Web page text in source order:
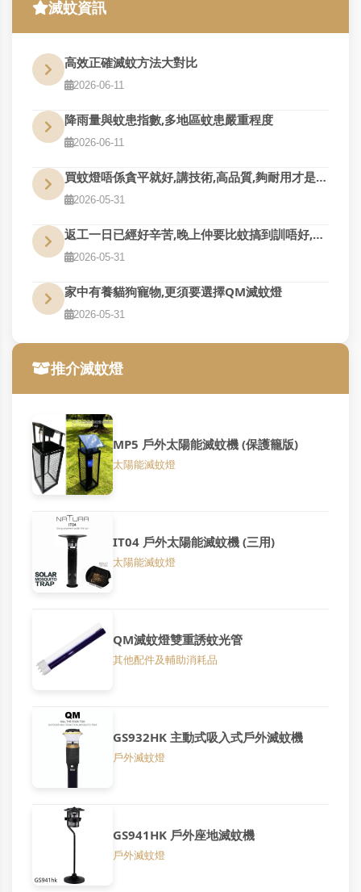
滅蚊資訊
高效正確滅蚊方法大對比
2026-06-11
降雨量與蚊患指數,多地區蚊患嚴重程度
2026-06-11
買蚊燈唔係貪平就好,講技術,高品質,夠耐用才是真的好用
2026-05-31
返工一日已經好辛苦,晚上仲要比蚊搞到訓唔好,QM幫到您
2026-05-31
家中有養貓狗寵物,更須要選擇QM滅蚊燈
2026-05-31
推介滅蚊燈
MP5 戶外太陽能滅蚊機 (保護籠版)
太陽能滅蚊燈
IT04 戶外太陽能滅蚊機 (三用)
太陽能滅蚊燈
QM滅蚊燈雙重誘蚊光管
其他配件及輔助消耗品
GS932HK 主動式吸入式戶外滅蚊機
戶外滅蚊燈
GS941HK 戶外座地滅蚊機
戶外滅蚊燈